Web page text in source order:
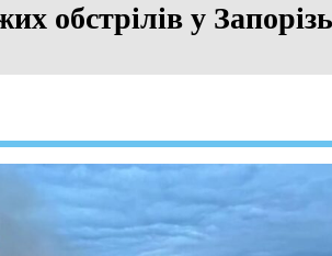
обстрілів у